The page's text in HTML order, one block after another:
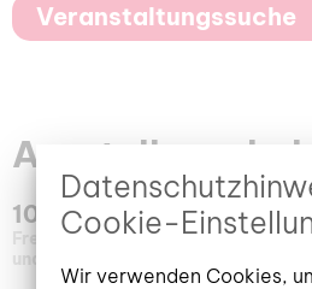
Veranstaltungssuche
100 Jahre
Freitag, 12. September 2025– 23.
Cookie-
Wir verwenden Cookies,